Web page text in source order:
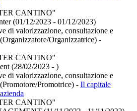
CANTINO"
(01/12/2023 - 01/12/2023)
di valorizzazione, consultazione e
Organizzatrice) -
CANTINO"
(28/02/2023 - )
di valorizzazione, consultazione e
Promotrice) - Il capitale
CANTINO"